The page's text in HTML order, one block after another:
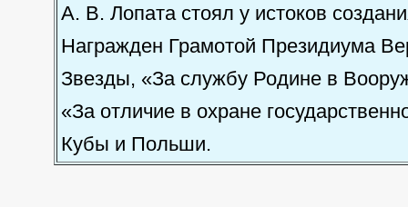
А. В. Лопата стоял у истоков
Награжден Грамотой Президиума
Звезды, «За службу Родине в
«За отличие в охране
Кубы и Польши.